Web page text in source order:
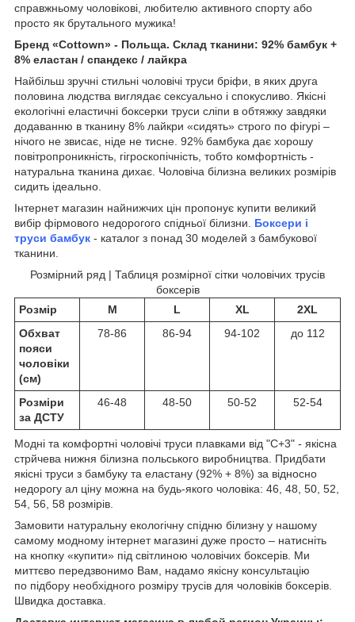
справжньому чоловікові, любителю активного спорту або
просто як брутального мужика!
Бренд «Cottown» - Польща. Склад тканини: 92% бамбук +
8% еластан / спандекс / лайкра
Найбільш зручні стильні чоловічі труси бріфи, в яких друга
половина людства виглядає сексуально і спокусливо. Якісні
екологічні еластичні боксерки труси сліпи в обтяжку завдяки
додаванню в тканину 8% лайкри «сидять» строго по фігурі –
нічого не звисає, ніде не тисне. 92% бамбука дає хорошу
повітропроникність, гігроскопічність, тобто комфортність -
натуральна тканина дихає. Чоловіча білизна великих розмірів
сидить ідеально.
Інтернет магазин найнижчих цін пропонує купити великий
вибір фірмового недорогого спідньої білизни. Боксери і
труси бамбук - каталог з понад 30 моделей з бамбукової
тканини.
Розмірний ряд | Таблиця розмірної сітки чоловічих трусів
боксерів
Розмір
M L XL
2XL
Обхват
пояси
чоловіки
(см)
78-86 86-94 94-102 до 112
Розміри
за ДСТУ
46-48 48-50 50-52 52-54
Модні та комфортні чоловічі труси плавками від "C+3" - якісна
стрйчева нижня білизна польського виробництва. Придбати
якісні труси з бамбуку та еластану (92% + 8%) за відносно
недорогу ал ціну можна на будь-якого чоловіка: 46, 48, 50, 52,
54, 56, 58 розмірів.
Замовити натуральну екологічну спідню білизну у нашому
самому модному інтернет магазині дуже просто – натисніть
на кнопку «купити» під світлиною чоловічих боксерів. Ми
миттєво передзвонимо Вам, надамо якісну консультацію
по підбору необхідного розміру трусів для чоловіків боксерів.
Швидка доставка.